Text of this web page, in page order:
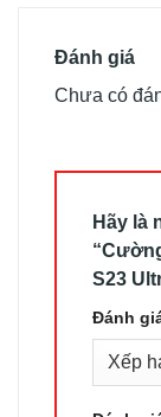
Đánh giá
Chưa có
Hãy là
S23
Đánh